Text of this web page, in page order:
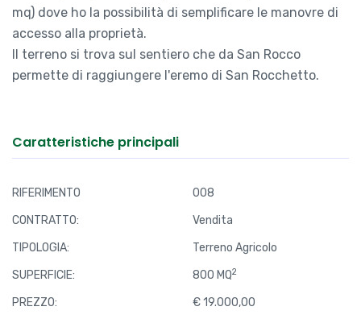
mq) dove ho la possibilità di semplificare le manovre di
accesso alla proprietà.
Il terreno si trova sul sentiero che da San Rocco
permette di raggiungere l'eremo di San Rocchetto.
Caratteristiche principali
RIFERIMENTO
008
CONTRATTO:
Vendita
TIPOLOGIA:
Terreno Agricolo
SUPERFICIE:
800 MQ2
PREZZO: € 19.000,00